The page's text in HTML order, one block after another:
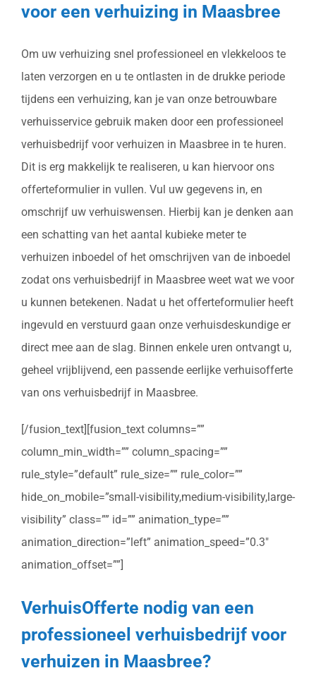
voor een verhuizing in Maasbree
Om uw verhuizing snel professioneel en vlekkeloos te
laten verzorgen en u te ontlasten in de drukke periode
tijdens een verhuizing, kan je van onze betrouwbare
verhuisservice gebruik maken door een professioneel
verhuisbedrijf voor verhuizen in Maasbree in te huren.
Dit is erg makkelijk te realiseren, u kan hiervoor ons
offerteformulier in vullen. Vul uw gegevens in, en
omschrijf uw verhuiswensen. Hierbij kan je denken aan
een schatting van het aantal kubieke meter te
verhuizen inboedel of het omschrijven van de inboedel
zodat ons verhuisbedrijf in Maasbree weet wat we voor
u kunnen betekenen. Nadat u het offerteformulier heeft
ingevuld en verstuurd gaan onze verhuisdeskundige er
direct mee aan de slag. Binnen enkele uren ontvangt u,
geheel vrijblijvend, een passende eerlijke verhuisofferte
van ons verhuisbedrijf in Maasbree.
[/fusion_text][fusion_text columns=””
column_min_width=”” column_spacing=””
rule_style=”default” rule_size=”” rule_color=””
hide_on_mobile=”small-visibility,medium-visibility,large-
visibility” class=”” id=”” animation_type=””
animation_direction=”left” animation_speed=”0.3″
animation_offset=””]
VerhuisOfferte nodig van een
professioneel verhuisbedrijf voor
verhuizen in Maasbree?